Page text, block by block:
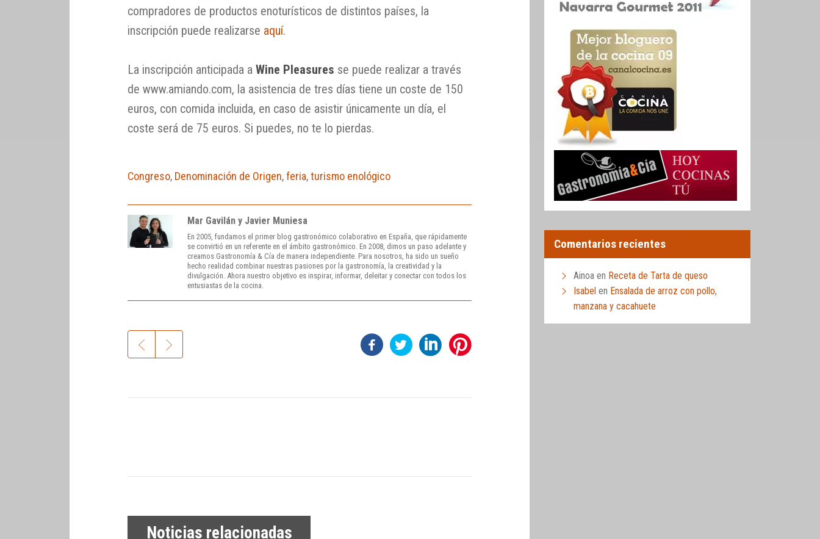
compradores de productos enoturísticos de distintos países, la
inscripción puede realizarse aquí.
La inscripción anticipada aWine Pleasures se puede realizar a través
de www.amiando.com, la asistencia de tres días tiene un coste de 150
euros, con comida incluida, en caso de asistir únicamente un día, el
coste será de 75 euros. Si puedes, no te lo pierdas.
Congreso, Denominación de Origen,feria,turismo enológico
Mar Gavilán y Javier Muniesa
En 2005, fundamos el primer blog gastronómico colaborativo en España, que rápidamente
se convirtió en un referente en el ámbito gastronómico. En 2008, dimos un paso adelante y
creamos Gastronomía & Cía de manera independiente. Para nosotros, ha sido un sueño
hecho realidad combinar nuestras pasiones por la gastronomía, la creatividad y la
divulgación. Ahora nuestro objetivo es inspirar, informar, deleitar y conectar con todos los
entusiastas de la cocina.
Noticias relacionadas
Comentarios recientes
Ainoa en Receta de Tarta de queso
Isabel en Ensalada de arroz con pollo,
manzana y cacahuete